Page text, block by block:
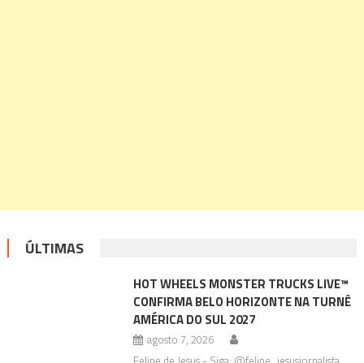
ÚLTIMAS
HOT WHEELS MONSTER TRUCKS LIVE™
CONFIRMA BELO HORIZONTE NA TURNÊ
AMÉRICA DO SUL 2027
agosto 7, 2026